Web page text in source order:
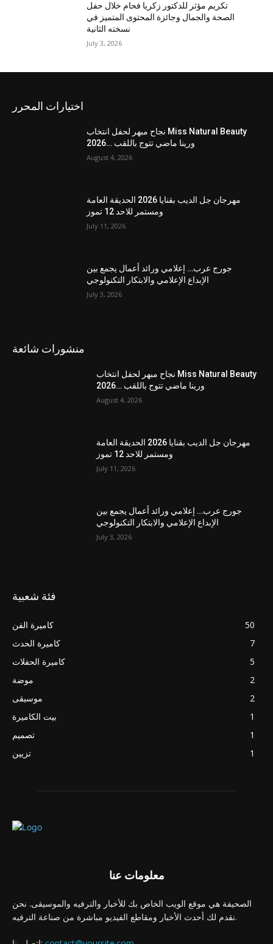
تكريم مؤثر للدكتور زكريا فحام خلال حفل
الصحة والجمال وجائزة المحتوى المتميز في
نسخته الثانية
July 3, 2026
اختيارات المحرر
نجاح مبهر لحفل انتخاب Miss Natural Beauty
2026… ورينا ماضي تتوج باللقب
August 4, 2026
مهرجان جل الديب بقنايا 2026 الحديقة العامة
ومستمر للاحد 12 تموز
July 11, 2026
جورج عرب… إعلامي ورائد أعمال يجمع بين
الإبداع الإعلامي والابتكار التكنولوجي
July 3, 2026
منشورات شائعة
نجاح مبهر لحفل انتخاب Miss Natural Beauty
2026… ورينا ماضي تتوج باللقب
August 4, 2026
مهرجان جل الديب بقنايا 2026 الحديقة العامة
ومستمر للاحد 12 تموز
July 11, 2026
جورج عرب… إعلامي ورائد أعمال يجمع بين
الإبداع الإعلامي والابتكار التكنولوجي
July 3, 2026
فئة شعبية
كاميرة الفن
50
كاميرة الحدث
7
كاميرة الحفلات
5
موضة
2
موسيقى
2
بيت الكاميرة
1
تصميم
1
تزيين
1
معلومات عنا
الصحيفة هي موقع الويب الخاص بك للأخبار والترفيه والموسيقى. نحن
نقدم لك أحدث الأخبار ومقاطع الفيديو مباشرة من صناعة الترفيه.